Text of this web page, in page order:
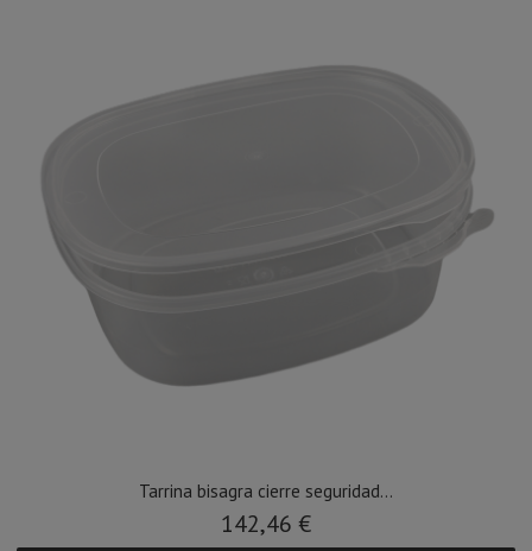
Tarrina bisagra cierre seguridad...
142,46 €